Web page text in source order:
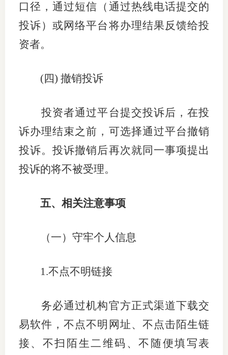
口径，通过短信（通过热线电话提交的
投诉）或网络平台将办理结果反馈给投
资者。
(四) 撤销投诉
投资者通过平台提交投诉后，在投
诉办理结束之前，可选择通过平台撤销
投诉。投诉撤销后再次就同一事项提出
投诉的将不被受理。
五、相关注意事项
（一）守牢个人信息
1.不点不明链接
务必通过机构官方正式渠道下载交
易软件，不点不明网址、不点击陌生链
接、不扫陌生二维码、不随便填写表